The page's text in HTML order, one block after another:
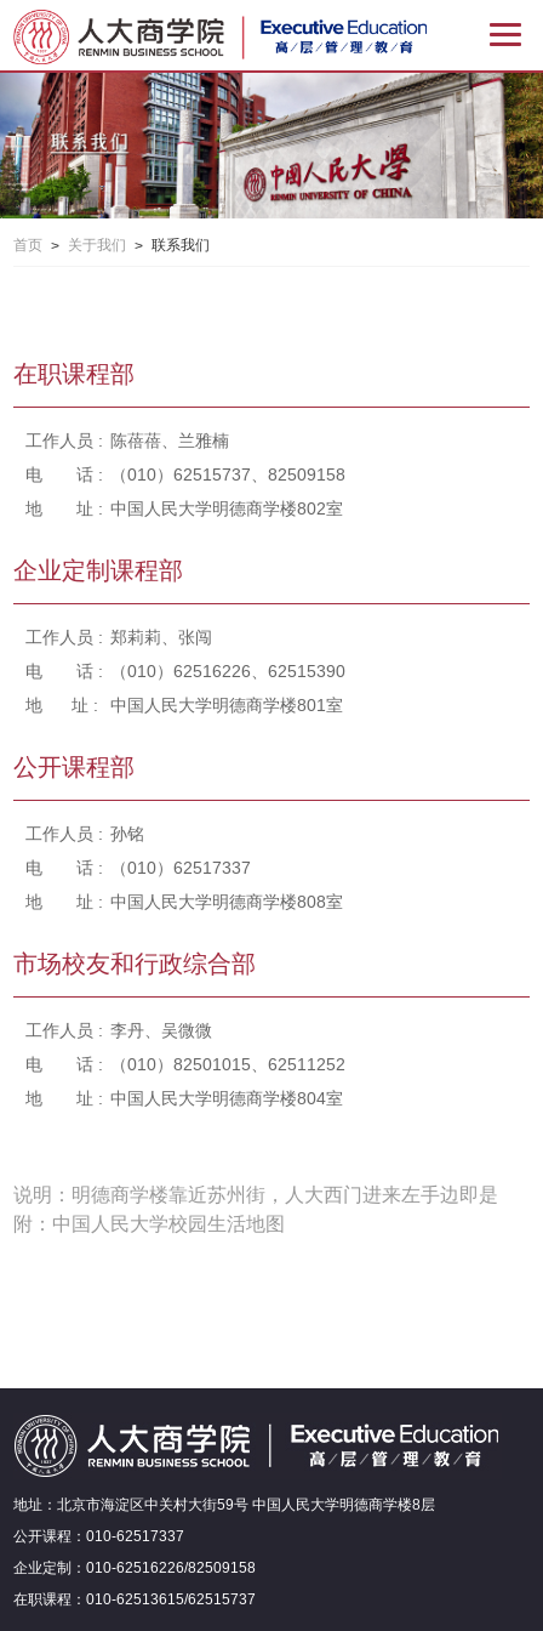
首页 > 关于我们 > 联系我们
在职课程部
工作人员 : 陈蓓蓓、兰雅楠
电 话 :
（010）62515737、82509158
地 址 : 中国人民大学明德商学楼802室
企业定制课程部
工作人员 : 郑莉莉、张闯
电 话 :
（010）62516226、62515390
地 址 :
中国人民大学明德商学楼801室
公开课程部
工作人员 : 孙铭
电 话 :
（010）62517337
地 址 : 中国人民大学明德商学楼808室
市场校友和行政综合部
工作人员 : 李丹、吴微微
电 话 :
（010）82501015、62511252
地 址 : 中国人民大学明德商学楼804室
说明：明德商学楼靠近苏州街，人大西门进来左手边即是
附： 中国人民大学校园生活地图
地址：北京市海淀区中关村大街59号 中国人民大学明德商学楼8层
公开课程：010-62517337
企业定制：010-62516226/82509158
在职课程：010-62513615/62515737